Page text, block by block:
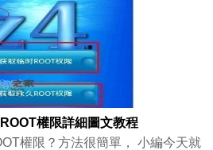
權限詳細圖文教程
權限？方法很簡單， 小編今天就